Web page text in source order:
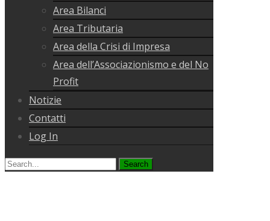
Area Bilanci
Area Tributaria
Area della Crisi di Impresa
Area dell’Associazionismo e del No
Profit
Notizie
Contatti
Log In
Search